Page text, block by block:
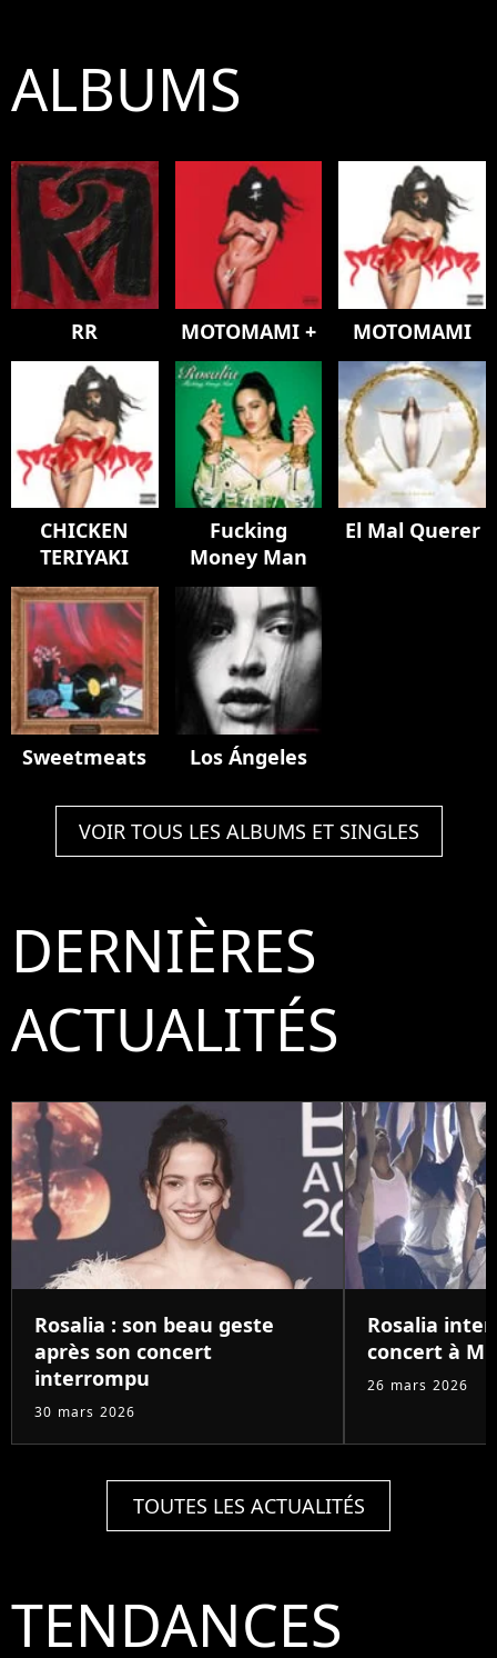
ALBUMS
RR MOTOMAMI + MOTOMAMI
CHICKEN
TERIYAKI
Fucking
Money Man
El Mal Querer
Sweetmeats Los Ángeles
VOIR TOUS LES ALBUMS ET SINGLES
DERNIÈRES
ACTUALITÉS
Rosalia : son beau geste
après son concert
interrompu
30 mars 2026
Rosalia
concert à
26 mars 2026
TOUTES LES ACTUALITÉS
TENDANCES